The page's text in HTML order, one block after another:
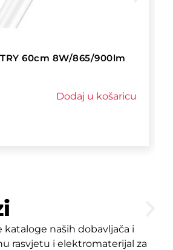
60cm 8W/865/900lm
Dodaj u košaricu
kataloge naših dobavljača i
rasvjetu i elektromaterijal za